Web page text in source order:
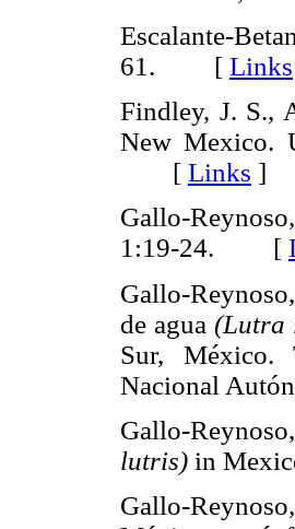
Escalante-
61. [ Links
Findley, J. S.,
New Mexico.
[ Links ]
Gallo-
1:19-24. [
Gallo-
de agua(Lutra
Sur, México.
Nacional
Gallo-
lutris) in
Gallo-